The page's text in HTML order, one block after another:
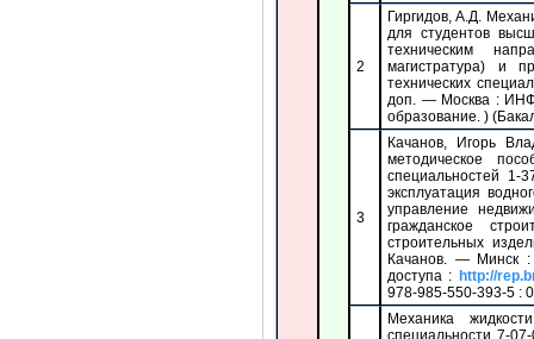
2
Гиргидов, А.Д.
для студентов
техническим
магистратура) и
технических
доп. — Москва :
образование. )
3
Качанов, Игорь
методическое
специальностей 1-
эксплуатация
управление
гражданское
строительных
Качанов. —
доступа : http://
978-985-550-393-5 :
Механика
специальности 7-